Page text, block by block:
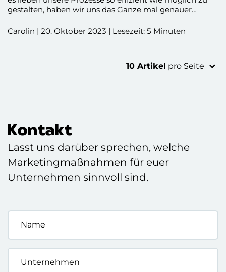
gestalten, haben wir uns das Ganze mal genauer
Carolin | 20. Oktober 2023 | Lesezeit: 5 Minuten
10 Artikel pro Seite
Kontakt
Lasst uns darüber sprechen, welche
Marketingmaßnahmen für euer
Unternehmen sinnvoll sind.
Name
Unternehmen